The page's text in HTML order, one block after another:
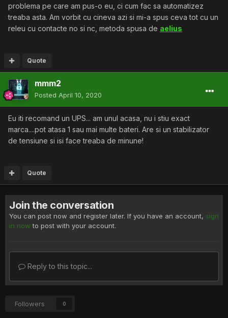
problema pe care am pus-o eu, ci cum fac sa automatizez
treaba asta. Am vorbit cu cineva azi si mi-a spus ceva tot cu un
releu cu contacte no si nc, metoda spusa de aelius
Quote
mmm2
Posted April 10, 2020
Eu iti recomand un UPS... am unul acasa, nu i stiu exact
marca....pot atasa 1 sau mai multe bateri. Are si un stabilizator
de tensiune si isi face treaba de minune!
Quote
Join the conversation
You can post now and register later. If you have an account, sign
in now to post with your account.
Reply to this topic...
Followers 0